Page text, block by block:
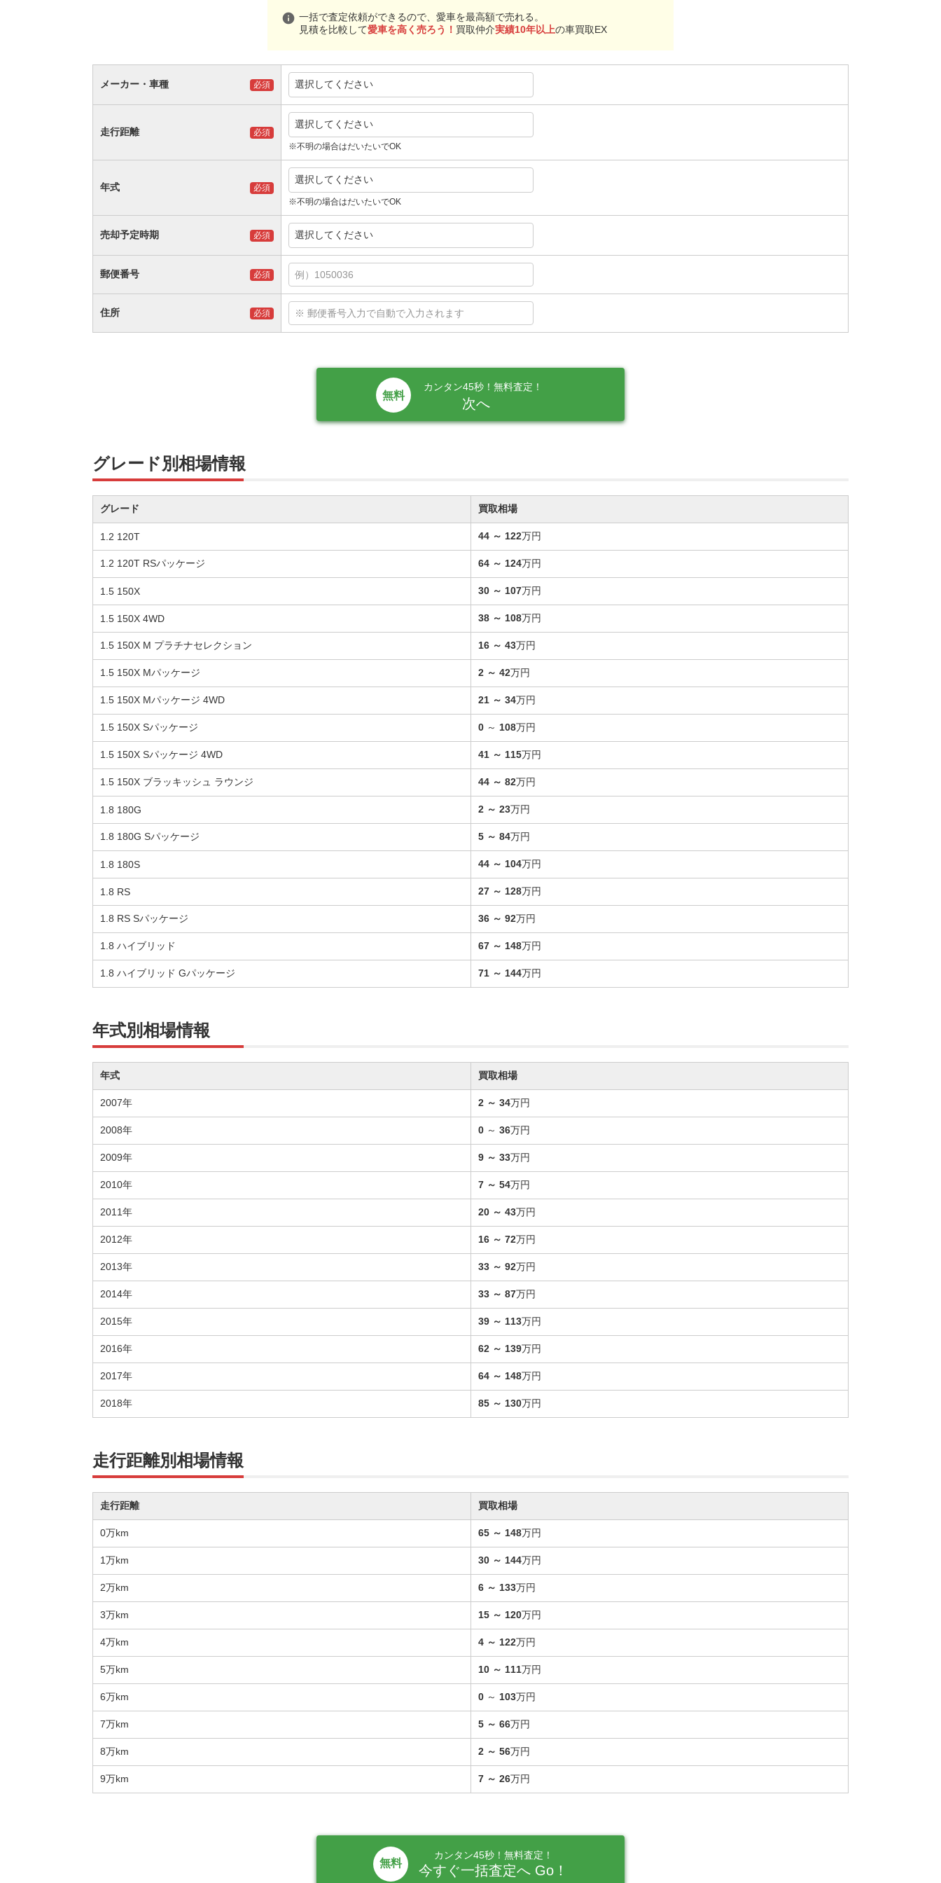
info 一括で査定依頼ができるので、愛車を最高額で売れる。
見積を比較して愛車を高く売ろう！ 買取仲介実績10年以上の車買取EX
メーカー・車種 必須 選択してください
走行距離 必須
選択してください
※不明の場合はだいたいでOK
年式 必須
選択してください
※不明の場合はだいたいでOK
売却予定時期 必須 選択してください
郵便番号 必須
住所 必須
カンタン45秒！無料査定！
次へ
グレード別相場情報
グレード 買取相場
1.2 120T 44 ～ 122万円
1.2 120T RSパッケージ 64 ～ 124万円
1.5 150X 30 ～ 107万円
1.5 150X 4WD 38 ～ 108万円
1.5 150X M プラチナセレクション 16 ～ 43万円
1.5 150X Mパッケージ 2 ～ 42万円
1.5 150X Mパッケージ 4WD 21 ～ 34万円
1.5 150X Sパッケージ 0 ～ 108万円
1.5 150X Sパッケージ 4WD 41 ～ 115万円
1.5 150X ブラッキッシュ ラウンジ 44 ～ 82万円
1.8 180G 2 ～ 23万円
1.8 180G Sパッケージ 5 ～ 84万円
1.8 180S 44 ～ 104万円
1.8 RS 27 ～ 128万円
1.8 RS Sパッケージ 36 ～ 92万円
1.8 ハイブリッド 67 ～ 148万円
1.8 ハイブリッド Gパッケージ 71 ～ 144万円
年式別相場情報
年式 買取相場
2007年 2 ～ 34万円
2008年 0 ～ 36万円
2009年 9 ～ 33万円
2010年 7 ～ 54万円
2011年 20 ～ 43万円
2012年 16 ～ 72万円
2013年 33 ～ 92万円
2014年 33 ～ 87万円
2015年 39 ～ 113万円
2016年 62 ～ 139万円
2017年 64 ～ 148万円
2018年 85 ～ 130万円
走行距離別相場情報
走行距離 買取相場
0万km 65 ～ 148万円
1万km 30 ～ 144万円
2万km 6 ～ 133万円
3万km 15 ～ 120万円
4万km 4 ～ 122万円
5万km 10 ～ 111万円
6万km 0 ～ 103万円
7万km 5 ～ 66万円
8万km 2 ～ 56万円
9万km 7 ～ 26万円
無料
カンタン45秒！無料査定！
今すぐ一括査定へ Go！